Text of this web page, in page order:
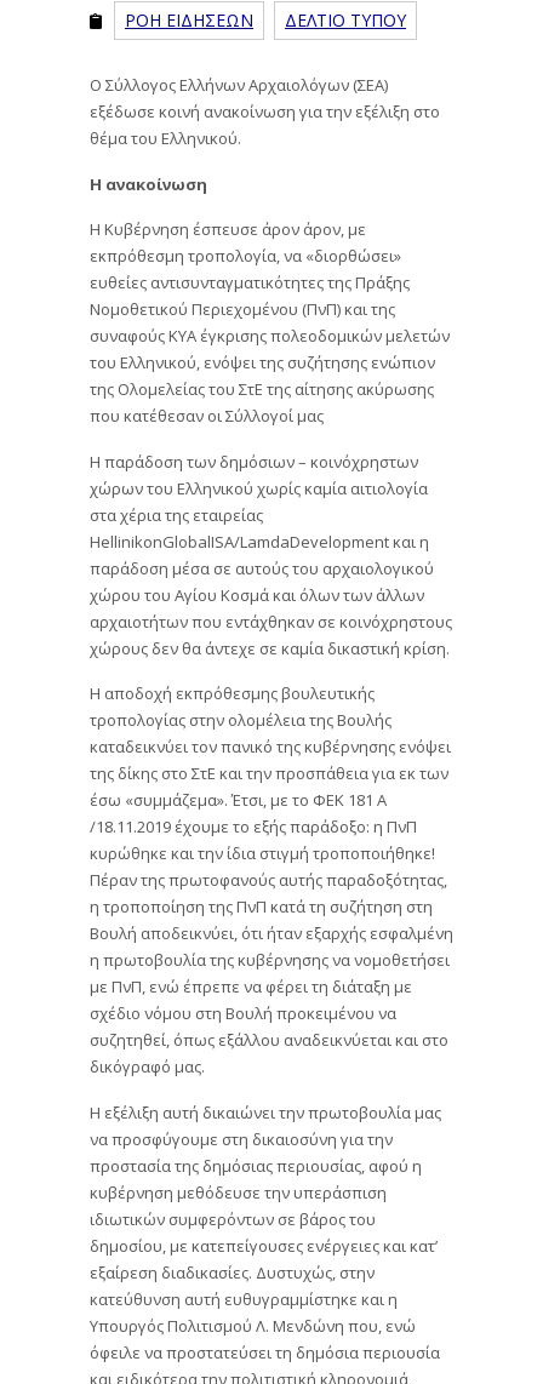
ΡΟΗ ΕΙΔΗΣΕΩΝ ΔΕΛΤΙΟ ΤΥΠΟΥ
Ο Σύλλογος Ελλήνων Αρχαιολόγων (ΣΕΑ)
εξέδωσε κοινή ανακοίνωση για την εξέλιξη στο
θέμα του Ελληνικού.
Η ανακοίνωση
Η Κυβέρνηση έσπευσε άρον άρον, με
εκπρόθεσμη τροπολογία, να «διορθώσει»
ευθείες αντισυνταγματικότητες της Πράξης
Νομοθετικού Περιεχομένου (ΠνΠ) και της
συναφούς ΚΥΑ έγκρισης πολεοδομικών μελετών
του Ελληνικού, ενόψει της συζήτησης ενώπιον
της Ολομελείας του ΣτΕ της αίτησης ακύρωσης
που κατέθεσαν οι Σύλλογοί μας
Η παράδοση των δημόσιων – κοινόχρηστων
χώρων του Ελληνικού χωρίς καμία αιτιολογία
στα χέρια της εταιρείας
HellinikonGlobalISA/LamdaDevelopment και η
παράδοση μέσα σε αυτούς του αρχαιολογικού
χώρου του Αγίου Κοσμά και όλων των άλλων
αρχαιοτήτων που εντάχθηκαν σε κοινόχρηστους
χώρους δεν θα άντεχε σε καμία δικαστική κρίση.
Η αποδοχή εκπρόθεσμης βουλευτικής
τροπολογίας στην ολομέλεια της Βουλής
καταδεικνύει τον πανικό της κυβέρνησης ενόψει
της δίκης στο ΣτΕ και την προσπάθεια για εκ των
έσω «συμμάζεμα». Έτσι, με το ΦΕΚ 181 Α
/18.11.2019 έχουμε το εξής παράδοξο: η ΠνΠ
κυρώθηκε και την ίδια στιγμή τροποποιήθηκε!
Πέραν της πρωτοφανούς αυτής παραδοξότητας,
η τροποποίηση της ΠνΠ κατά τη συζήτηση στη
Βουλή αποδεικνύει, ότι ήταν εξαρχής εσφαλμένη
η πρωτοβουλία της κυβέρνησης να νομοθετήσει
με ΠνΠ, ενώ έπρεπε να φέρει τη διάταξη με
σχέδιο νόμου στη Βουλή προκειμένου να
συζητηθεί, όπως εξάλλου αναδεικνύεται και στο
δικόγραφό μας.
Η εξέλιξη αυτή δικαιώνει την πρωτοβουλία μας
να προσφύγουμε στη δικαιοσύνη για την
προστασία της δημόσιας περιουσίας, αφού η
κυβέρνηση μεθόδευσε την υπεράσπιση
ιδιωτικών συμφερόντων σε βάρος του
δημοσίου, με κατεπείγουσες ενέργειες και κατ’
εξαίρεση διαδικασίες. Δυστυχώς, στην
κατεύθυνση αυτή ευθυγραμμίστηκε και η
Υπουργός Πολιτισμού Λ. Μενδώνη που, ενώ
όφειλε να προστατεύσει τη δημόσια περιουσία
και ειδικότερα την πολιτιστική κληρονομιά,